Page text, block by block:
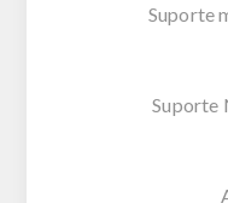
Suporte
Suporte